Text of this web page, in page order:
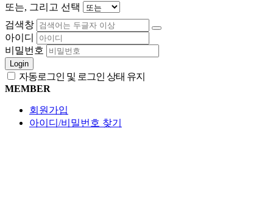
또는, 그리고 선택
검색창
아이디
비밀번호
Login
자동로그인 및 로그인 상태 유지
MEMBER
회원가입
아이디/비밀번호 찾기